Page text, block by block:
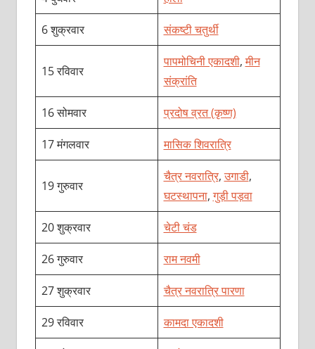
6 शुक्रवार संकष्टी चतुर्थी
15 रविवार
पापमोचिनी एकादशी,मीन
संक्रांति
16 सोमवार प्रदोष व्रत (कृष्ण)
17 मंगलवार मासिक शिवरात्रि
19 गुरुवार
चैत्र नवरात्रि,उगाडी,
घटस्थापना,गुड़ी पड़वा
20 शुक्रवार चेटी चंड
26 गुरुवार राम नवमी
27 शुक्रवार चैत्र नवरात्रि पारणा
29 रविवार कामदा एकादशी